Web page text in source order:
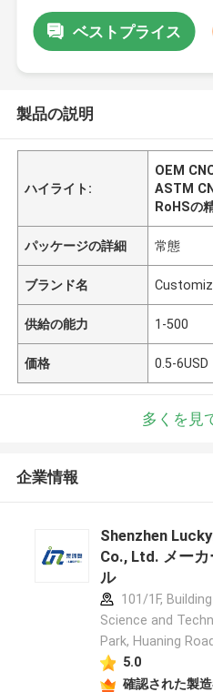
ベストプライス
製品の説明
ハイライト:
OEM
ASTM
RoHSの
パッケージの詳細 常態
ブランド名
供給の能力 1-500
価格 0.5-6USD
多くを見
企業情報
Shenzhen
Co., Ltd. メー
ル
101/1F,
Science and
Park, Huaning
5.0
確認された製